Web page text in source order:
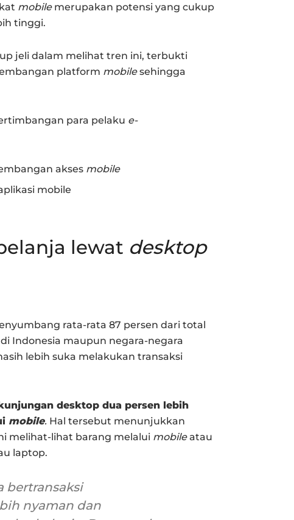
mobile merupakan potensi yang cukup
tinggi.
jeli dalam melihat tren ini, terbukti
platform mobilesehingga
para pelaku e-
akses mobile
mobile
lewat desktop
rata-rata 87 persen dari total
Indonesia maupun negara-negara
lebih suka melakukan transaksi
desktop dua persen lebih
mobile. Hal tersebut menunjukkan
melihat-lihat barang melalui mobileatau
laptop.
bertransaksi
nyaman dan